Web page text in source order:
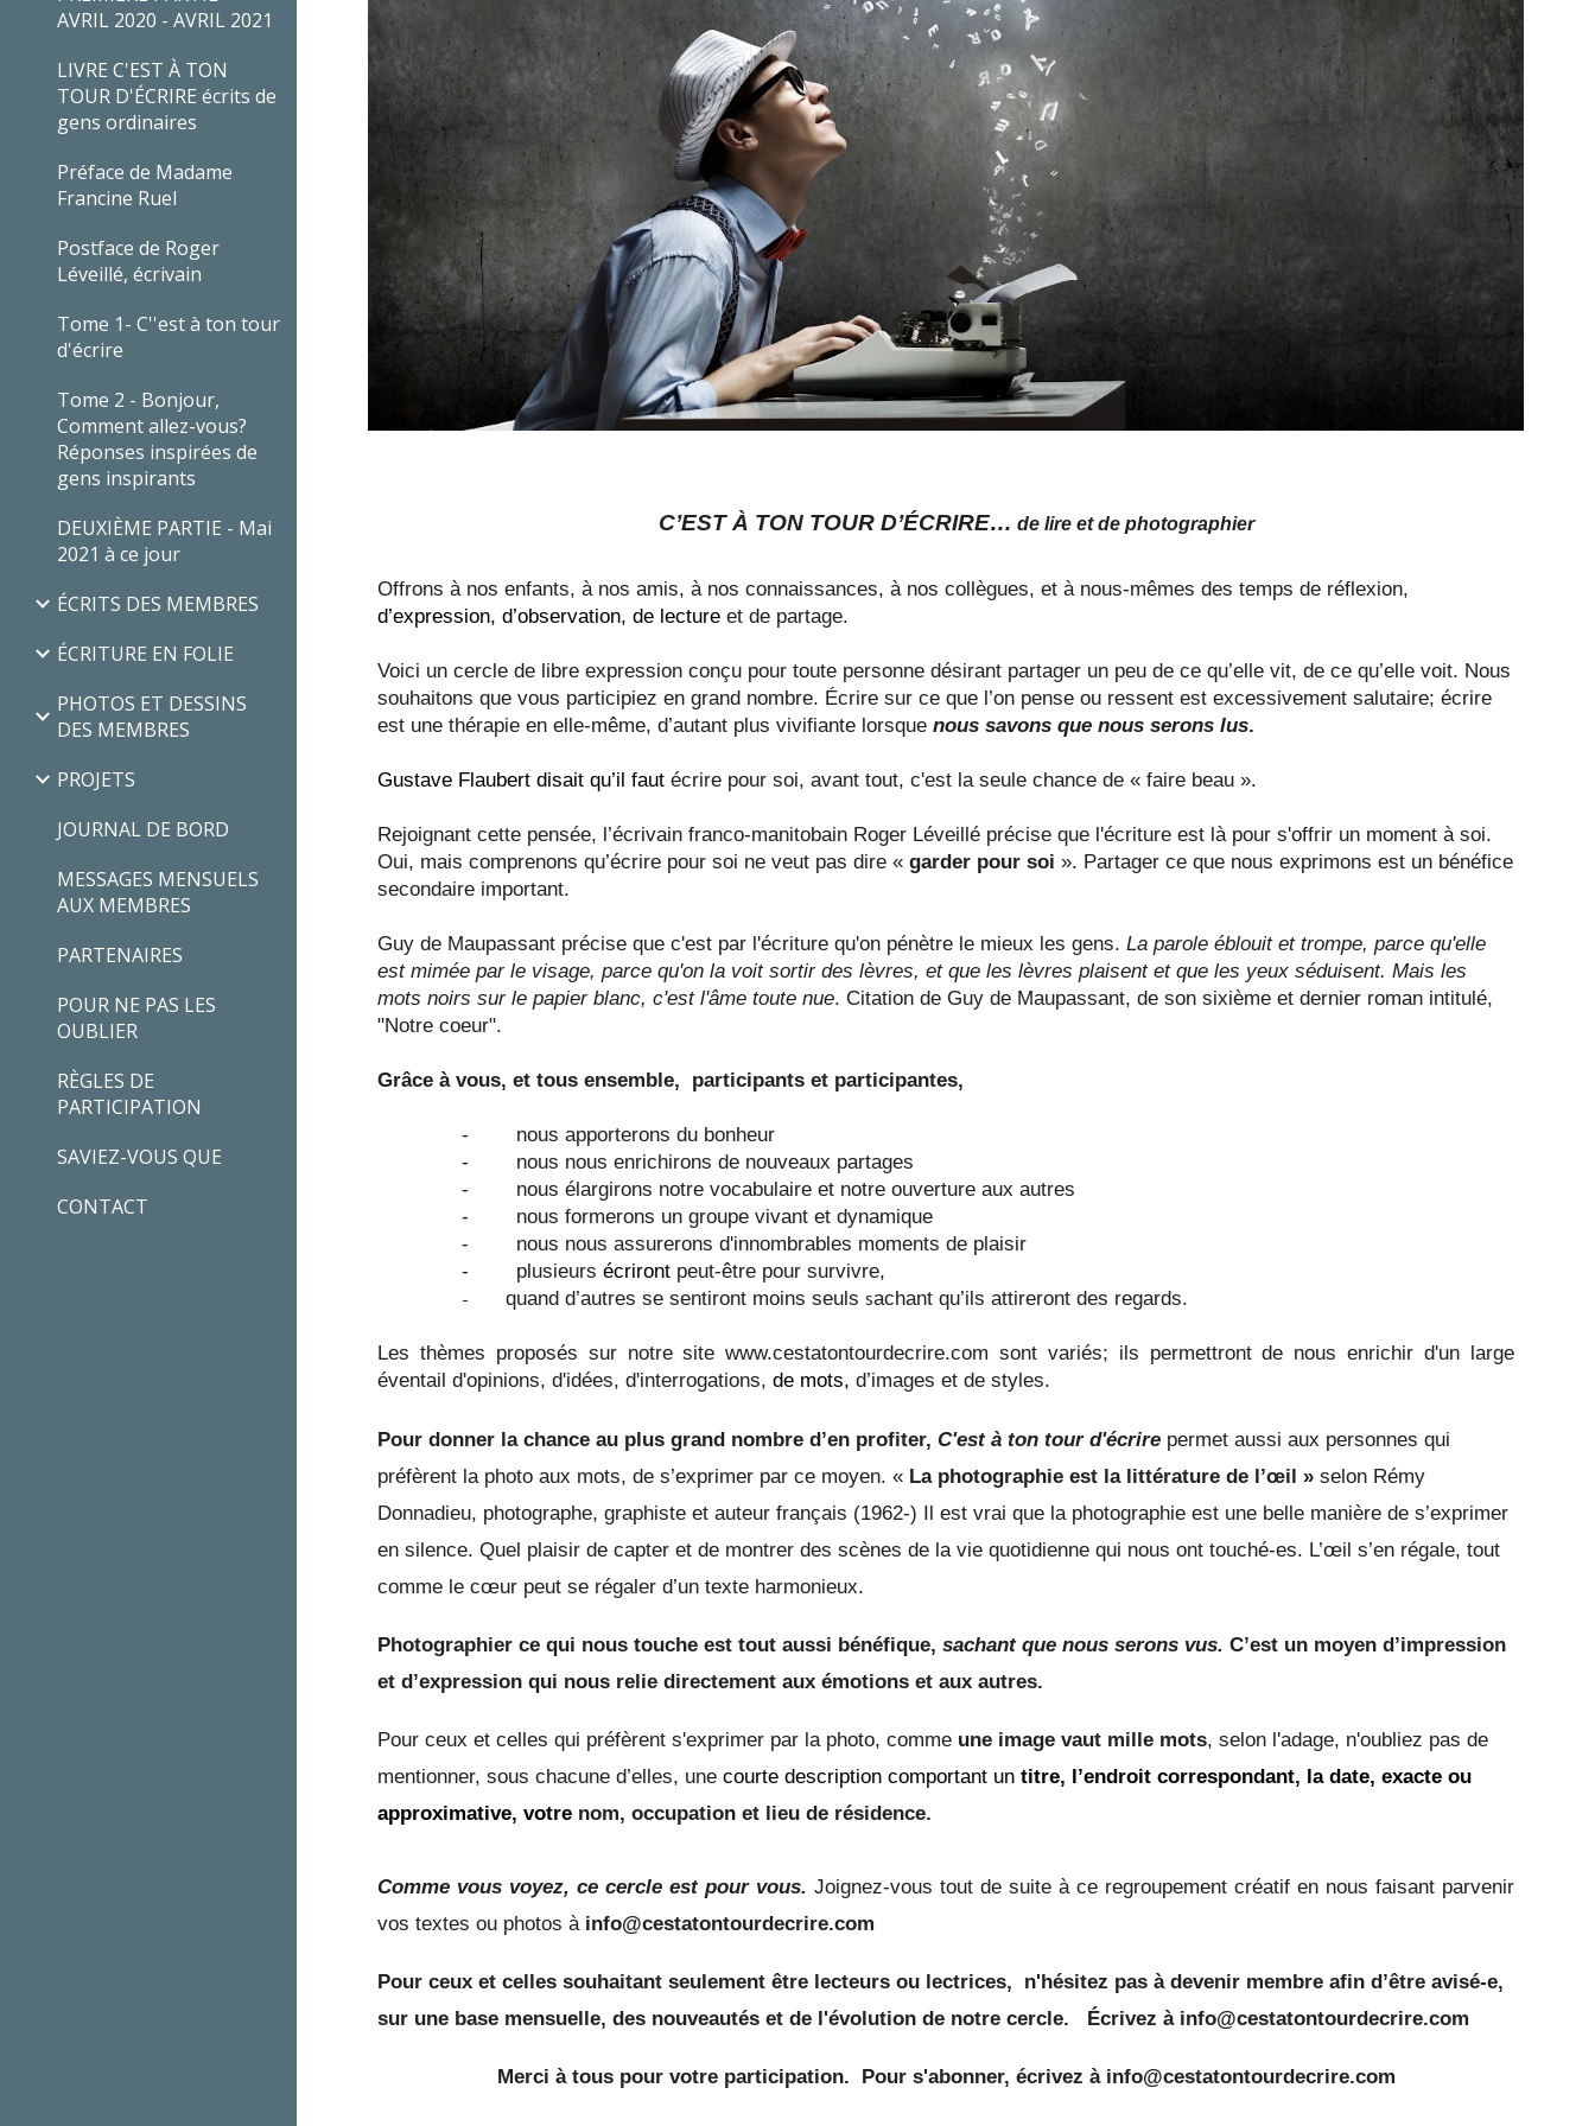
AVRIL 2020 - AVRIL 2021
LIVRE C'EST À TON
TOUR D'ÉCRIRE écrits de
gens ordinaires
Préface de Madame
Francine Ruel
Postface de Roger
Léveillé, écrivain
Tome 1- C''est à ton tour
d'écrire
Tome 2 - Bonjour,
Comment allez-vous?
Réponses inspirées de
gens inspirants
DEUXIÈME PARTIE - Mai
2021 à ce jour
ÉCRITS DES MEMBRES
ÉCRITURE EN FOLIE
PHOTOS ET DESSINS
DES MEMBRES
PROJETS
JOURNAL DE BORD
MESSAGES MENSUELS
AUX MEMBRES
PARTENAIRES
POUR NE PAS LES
OUBLIER
RÈGLES DE
PARTICIPATION
SAVIEZ-VOUS QUE
CONTACT
C’EST À TON TOUR D’ÉCRIRE… de lire et de photographier
Offrons à nos enfants, à nos amis, à nos connaissances, à nos collègues, et à nous-mêmes des temps de réflexion,
d’expression, d’observation, de lectureet de partage.
Voici un cercle de libre expression conçu pour toute personne désirant partager un peu de ce qu’elle vit, de ce qu’elle voit. Nous
souhaitons que vous participiez en grand nombre. Écrire sur ce que l’on pense ou ressent est excessivement salutaire; écrire
est une thérapie en elle-même, d’autant plus vivifiante lorsquenous savons que nous serons lus.
Gustave Flaubert disait qu’il fautécrire pour soi, avant tout, c'est la seule chance de « faire beau ».
Rejoignant cette pensée, l’écrivain franco-manitobain Roger Léveillé précise que l'écriture est là pour s'offrir un moment à soi.
Oui, mais comprenons qu’écrire pour soi ne veut pas dire « garder pour soi». Partager ce que nous exprimons est un bénéfice
secondaire important.
Guy de Maupassant précise que c'est par l'écriture qu'on pénètre le mieux les gens.La parole éblouit et trompe, parce qu'elle
est mimée par le visage, parce qu'on la voit sortir des lèvres, et que les lèvres plaisent et que les yeux séduisent. Mais les
mots noirs sur le papier blanc, c'est l'âme toute nue. Citation de Guy de Maupassant, de son sixième et dernier roman intitulé,
"Notre coeur".
Grâce à vous, et tous ensemble, participants et participantes,
- nous apporterons du bonheur
- nous nous enrichirons de nouveaux partages
- nous élargirons notre vocabulaire et notre ouverture aux autres
- nous formerons un groupe vivant et dynamique
- nous nous assurerons d'innombrables moments de plaisir
- plusieursécriront peut-être pour survivre,
-
quand d’autres se sentiront moins seulssachant qu’ils attireront des regards.
Les thèmes proposés sur notre site www.cestatontourdecrire.com sont variés; ils permettront de nous enrichir d'un large
éventail d'opinions, d'idées, d'interrogations,de mots,d’images et de styles.
Pour donner la chance au plus grand nombre d’en profiter,C'est à ton tour d'écrire permet aussi aux personnes qui
préfèrent la photo aux mots, de s’exprimer par ce moyen. « La photographie est la littérature de l’œil »selon Rémy
Donnadieu, photographe, graphiste et auteur français (1962-) Il est vrai que la photographie est une belle manière de s’exprimer
en silence. Quel plaisir de capter et de montrer des scènes de la vie quotidienne qui nous ont touché-es. L’œil s’en régale, tout
comme le cœur peut se régaler d’un texte harmonieux.
Photographier ce qui nous touche est tout aussi bénéfique,sachant que nous serons vus. C’est un moyen d’impression
et d’expression qui nous relie directement aux émotions et aux autres.
Pour ceux et celles qui préfèrent s'exprimer par la photo, comme une image vaut mille mots, selon l'adage, n'oubliez pas de
mentionner, sous chacune d’elles, une courte description comportant untitre, l’endroit correspondant, la date, exacte ou
approximative, votre nom, occupation et lieu de résidence.
Comme vous voyez, ce cercle est pour vous.Joignez-vous tout de suite à ce regroupement créatif en nous faisant parvenir
vos textes ou photos à info@cestatontourdecrire.com
Pour ceux et celles souhaitant seulement être lecteurs ou lectrices, n'hésitez pas à devenir membre afin d’être avisé-e,
sur une base mensuelle, des nouveautés et de l'évolution de notre cercle.
Écrivez à info@cestatontourdecrire.com
Merci à tous pour votre participation. Pour s'abonner, écrivez à info@cestatontourdecrire.com